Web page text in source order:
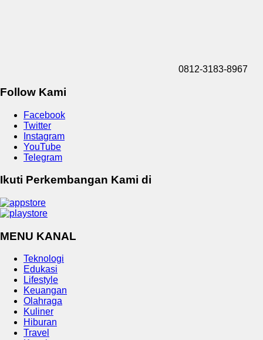
0812-3183-8967
Follow Kami
Facebook
Twitter
Instagram
YouTube
Telegram
Ikuti Perkembangan Kami di
MENU KANAL
Teknologi
Edukasi
Lifestyle
Keuangan
Olahraga
Kuliner
Hiburan
Travel